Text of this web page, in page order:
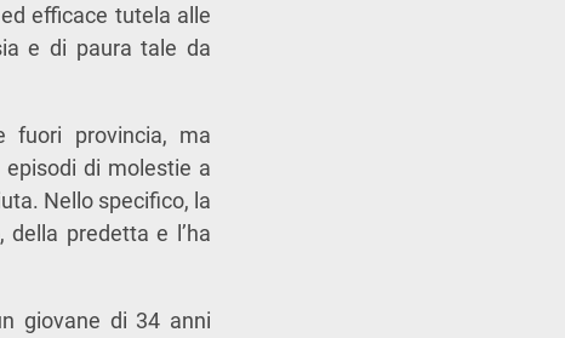
efficace tutela alle
e di paura tale da
fuori provincia, ma
di molestie a
Nello specifico, la
predetta e l’ha
giovane di 34 anni